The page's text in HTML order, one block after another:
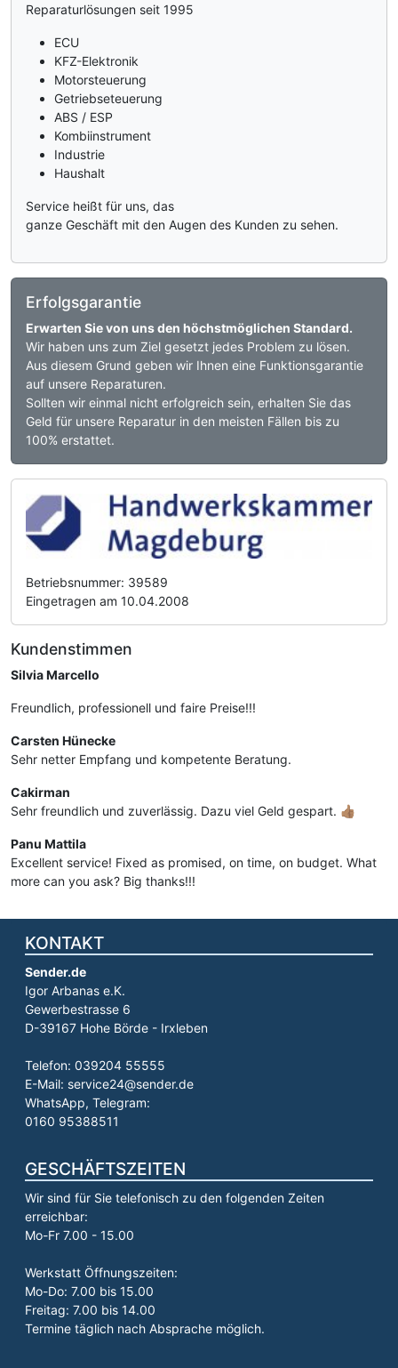
Reparaturlösungen seit 1995
ECU
KFZ-Elektronik
Motorsteuerung
Getriebseteuerung
ABS / ESP
Kombiinstrument
Industrie
Haushalt
Service heißt für uns, das
ganze Geschäft mit den Augen des Kunden zu sehen.
Erfolgsgarantie
Erwarten Sie von uns den höchstmöglichen Standard.
Wir haben uns zum Ziel gesetzt jedes Problem zu lösen.
Aus diesem Grund geben wir Ihnen eine Funktionsgarantie
auf unsere Reparaturen.
Sollten wir einmal nicht erfolgreich sein, erhalten Sie das
Geld für unsere Reparatur in den meisten Fällen bis zu
100% erstattet.
Betriebsnummer: 39589
Eingetragen am 10.04.2008
Kundenstimmen
Silvia Marcello
Freundlich, professionell und faire Preise!!!
Carsten Hünecke
Sehr netter Empfang und kompetente Beratung.
Cakirman
Sehr freundlich und zuverlässig. Dazu viel Geld gespart. 👍🏽
Panu Mattila
Excellent service! Fixed as promised, on time, on budget. What
more can you ask? Big thanks!!!
KONTAKT
Sender.de
Igor Arbanas e.K.
Gewerbestrasse 6
D-39167 Hohe Börde - Irxleben
Telefon: 039204 55555
E-Mail: service24@sender.de
WhatsApp, Telegram:
0160 95388511
GESCHÄFTSZEITEN
Wir sind für Sie telefonisch zu den folgenden Zeiten
erreichbar:
Mo-Fr 7.00 - 15.00
Werkstatt Öffnungszeiten:
Mo-Do: 7.00 bis 15.00
Freitag: 7.00 bis 14.00
Termine täglich nach Absprache möglich.